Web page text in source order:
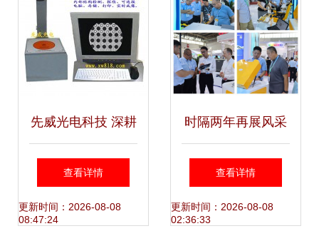
先威光电科技 深耕
光电技术领域，构
筑专业的上海技术
查看详情
更新时间：2026-08-08
08:47:24
时隔两年再展风采
天瑞仪器精彩亮相
BCEIA2023上海技
查看详情
更新时间：2026-08-08
02:36:33